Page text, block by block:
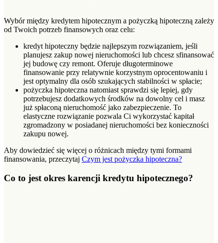
Wybór między kredytem hipotecznym a pożyczką hipoteczną zależy
od Twoich potrzeb finansowych oraz celu:
kredyt hipoteczny będzie najlepszym rozwiązaniem, jeśli
planujesz zakup nowej nieruchomości lub chcesz sfinansować
jej budowę czy remont. Oferuje długoterminowe
finansowanie przy relatywnie korzystnym oprocentowaniu i
jest optymalny dla osób szukających stabilności w spłacie;
pożyczka hipoteczna natomiast sprawdzi się lepiej, gdy
potrzebujesz dodatkowych środków na dowolny cel i masz
już spłaconą nieruchomość jako zabezpieczenie. To
elastyczne rozwiązanie pozwala Ci wykorzystać kapitał
zgromadzony w posiadanej nieruchomości bez konieczności
zakupu nowej.
Aby dowiedzieć się więcej o różnicach między tymi formami
finansowania, przeczytaj Czym jest pożyczka hipoteczna?
Co to jest okres karencji kredytu hipotecznego?